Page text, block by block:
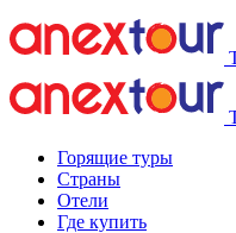
Горящие туры
Страны
Отели
Где купить